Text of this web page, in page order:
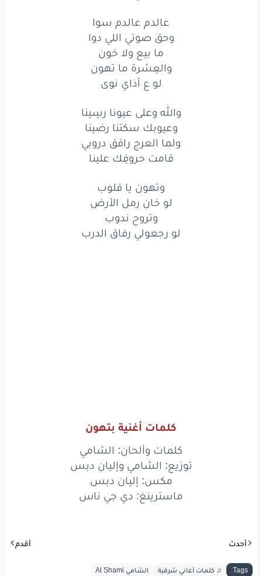
لوعأذاينوى
واللهوعلىعيونارسِينا
وعيوبكسكتنا
ولماالعرج رافقدروبي
قامتحروفِكعلينا
وتهونيا قلوب
خانرملالأرض
وتروحندوب
رجعولي رفاق
الدرب
عالدم عالدم سوا
وحق صوتي اللي دوا
ما بيع ولا خون
والعِشرة ما تهون
لو ع أذاي نوى
والله وعلى عيونا رسِينا
وعيوبك سكتنا رضينا
ولما العرج رافق دروبي
قامت حروفِك علينا
وتهون يا قلوب
لو خان رمل الأرض
وتروح ندوب
لو رجعولي رفاق الدرب
كلمات أغنية بتهون
كلمات وألحان: الشامي
توزيع: الشامي وإليان دبس
مكس: إليان دبس
ماسترينغ: دي جي ناس
أحدث أقدم
Tags: ♫ كلمات أغاني شرقية الشامي Al Shami